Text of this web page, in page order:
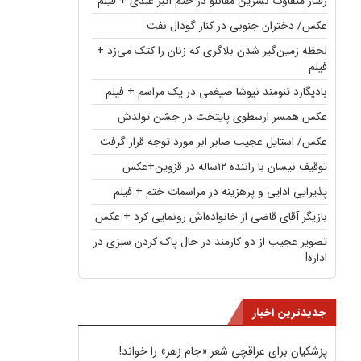
عکس/ دختران جنوبی در کنار گودال نفت
لحظه زمین‌گیر شدن بلاگری که زنان را کتک می‌زد +
فیلم
بادیگارد تنومند نیوشا ضیغمی در یک مراسم + فیلم
عکس همسر ارسطوی پایتخت در جشن تولدش
عکس/ استایل عجیب صابر ابر مورد توجه قرار گرفت
توقیف نیسان با راننده ۱۲ساله در قزوین+عکس
پذیرایی ادایی و پرهزینه در مراسمات ختم + فیلم
بازیگر آقای قاضی از خانواده‌اش رونمایی کرد + عکس
تصویر عجیب از دو کارمند در حال پاک کردن سبزی در
اداره!
جدیدترین اخبار
پزشکیان برای عراقچی شعر «جام زهر» را خواند!